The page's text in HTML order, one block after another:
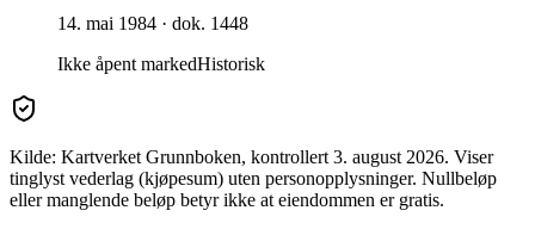
14. mai 1984 · dok. 1448
Ikke åpent markedHistorisk
Kilde: Kartverket Grunnboken, kontrollert 3. august 2026. Viser
tinglyst vederlag (kjøpesum) uten personopplysninger. Nullbeløp
eller manglende beløp betyr ikke at eiendommen er gratis.